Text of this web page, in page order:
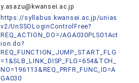
y.asazu@kwansei.ac.jp
https://syllabus.kwansei.ac.jp/unias
v2/UnSSOLoginControlFree?
REQ_ACTION_DO=/AGA030PLS01Act
ion.do?
REQ_FUNCTION_JUMP_START_FLG
=1&SLB_LINK_DISP_FLG=654&TCH_
NO=196113&REQ_PRFR_FUNC_ID=A
GA030